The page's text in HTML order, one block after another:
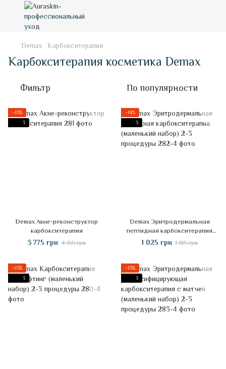
Demax Карбокситерапия
Карбокситерапия косметика Demax
Фильтр По популярности
−13%
3
Demax Акне-реконструктор
карбокситерапия
3 775 грн 4 355 грн
−14%
3
Demax Эритродермальная
пептидная карбокситерапия
(маленький набор) 2-3
процедуры
1 025 грн 1 185 грн
−13%
3
−13%
3